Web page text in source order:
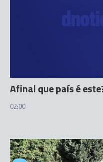
Afinal que país é
02:00